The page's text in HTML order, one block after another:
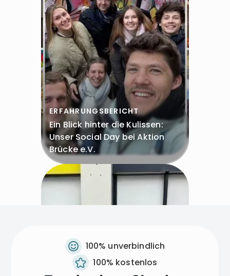
ERFAHRUNGSBERICHT
Ein Blick hinter die Kulissen:
Unser Social Day bei Aktion
Brücke e.V.
100% unverbindlich
100% kostenlos